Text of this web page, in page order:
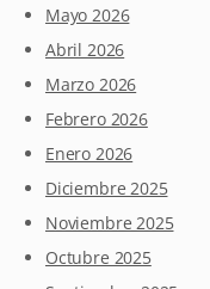
Mayo 2026
Abril 2026
Marzo 2026
Febrero 2026
Enero 2026
Diciembre 2025
Noviembre 2025
Octubre 2025